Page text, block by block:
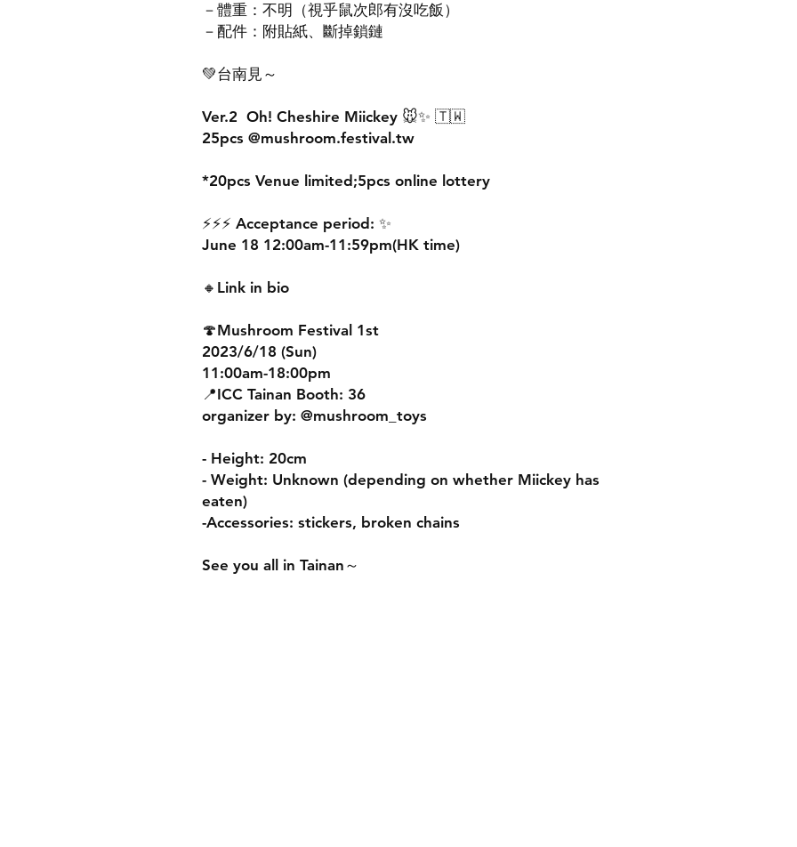
－體重：不明（視乎鼠次郎有沒吃飯）
－配件：附貼紙、斷掉鎖鏈
💚台南見～
Ver.2 Oh! Cheshire Miickey 🐭✨ 🇹🇼
25pcs @mushroom.festival.tw
*20pcs Venue limited;5pcs online lottery
⚡️⚡️⚡️ Acceptance period: ✨
June 18 12:00am-11:59pm(HK time)
🔸Link in bio
🍄Mushroom Festival 1st
2023/6/18 (Sun)
11:00am-18:00pm
📍ICC Tainan Booth: 36
organizer by: @mushroom_toys
- Height: 20cm
- Weight: Unknown (depending on whether Miickey has
eaten)
-Accessories: stickers, broken chains
See you all in Tainan～